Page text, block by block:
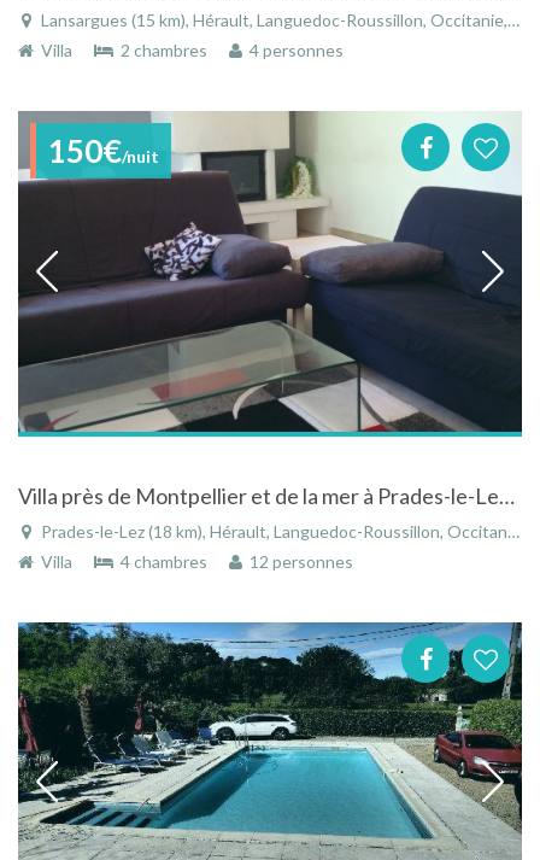
Lansargues (15 km), Hérault, Languedoc-Roussillon, Occitanie, France
Villa
2 chambres 4 personnes
150€/nuit
Villa près de Montpellier et de la mer à Prades-le-Lez (34730) 10 personnes
Prades-le-Lez (18 km), Hérault, Languedoc-Roussillon, Occitanie, France
Villa
4 chambres 12 personnes